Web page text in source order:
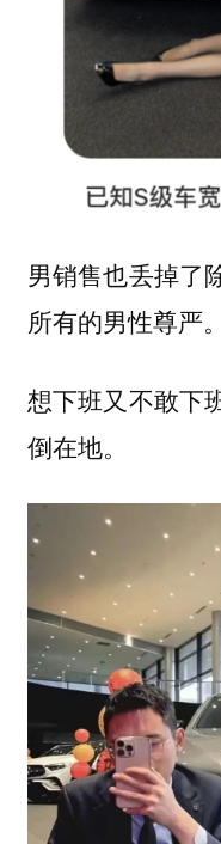
男销售也丢掉了
所有的男性尊严。
想下班又不敢下
倒在地。